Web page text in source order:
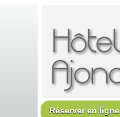
Réserver en ligne